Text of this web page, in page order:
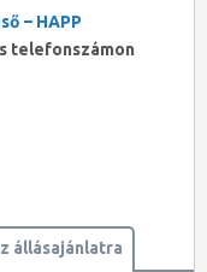
– HAPP
telefonszámon
állásajánlatra